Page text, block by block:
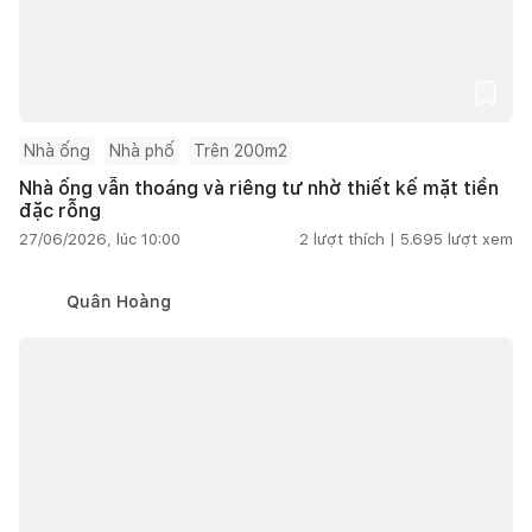
Nhà ống Nhà phố Trên 200m2
Nhà ống vẫn thoáng và riêng tư nhờ thiết kế mặt tiền
đặc rỗng
27/06/2026, lúc 10:00 2 lượt thích | 5.695 lượt xem
Quân Hoàng